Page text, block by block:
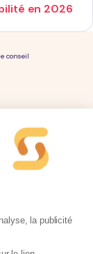
la publicité
en 2026
conseil